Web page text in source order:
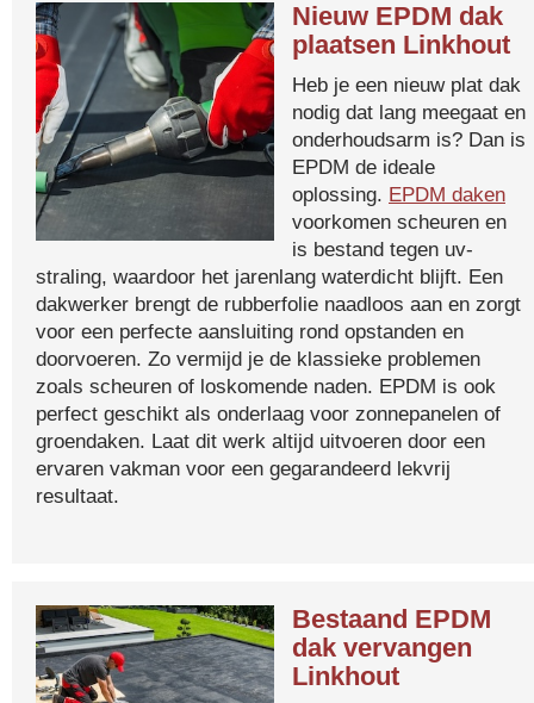
Nieuw EPDM dak
plaatsen Linkhout
Heb je een nieuw plat dak
nodig dat lang meegaat en
onderhoudsarm is? Dan is
EPDM de ideale
oplossing. EPDM daken
voorkomen scheuren en
is bestand tegen uv-
straling, waardoor het jarenlang waterdicht blijft. Een
dakwerker brengt de rubberfolie naadloos aan en zorgt
voor een perfecte aansluiting rond opstanden en
doorvoeren. Zo vermijd je de klassieke problemen
zoals scheuren of loskomende naden. EPDM is ook
perfect geschikt als onderlaag voor zonnepanelen of
groendaken. Laat dit werk altijd uitvoeren door een
ervaren vakman voor een gegarandeerd lekvrij
resultaat.
Bestaand EPDM
dak vervangen
Linkhout